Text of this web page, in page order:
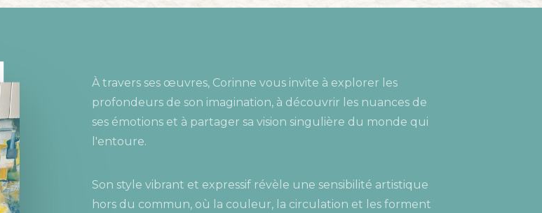
À travers ses œuvres, Corinne vous invite à explorer les
profondeurs de son imagination, à découvrir les nuances de
ses émotions et à partager sa vision singulière du monde qui
l'entoure.
Son style vibrant et expressif révèle une sensibilité artistique
hors du commun, où la couleur, la circulation et les forment